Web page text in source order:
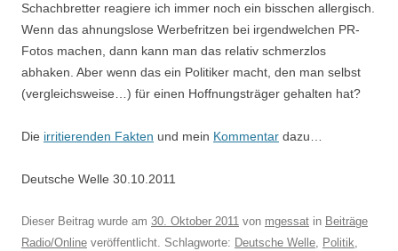
Schachbretter reagiere ich immer noch ein bisschen allergisch.
Wenn das ahnungslose Werbefritzen bei irgendwelchen PR-
Fotos machen, dann kann man das relativ schmerzlos
abhaken. Aber wenn das ein Politiker macht, den man selbst
(vergleichsweise…) für einen Hoffnungsträger gehalten hat?
Die irritierenden Fakten und mein Kommentar dazu…
Deutsche Welle 30.10.2011
Dieser Beitrag wurde am 30. Oktober 2011 von mgessat in Beiträge
Radio/Online veröffentlicht. Schlagworte: Deutsche Welle, Politik,